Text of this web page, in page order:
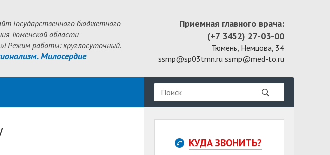
Государственного бюджетного
Тюменской области
Режим работы: круглосуточный.
Милосердие
Приемная главного врача:
(+7 3452) 27-03-00
Тюмень, Немцова, 34
ssmp@sp03tmn.ru ssmp@med-to.ru
КУДА ЗВОНИТЬ?